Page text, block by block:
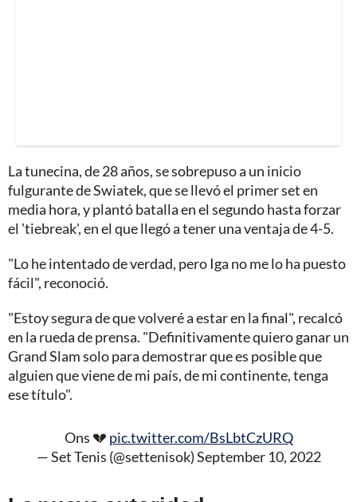
La tunecina, de 28 años, se sobrepuso a un inicio
fulgurante de Swiatek, que se llevó el primer set en
media hora, y plantó batalla en el segundo hasta forzar
el 'tiebreak', en el que llegó a tener una ventaja de 4-5.
"Lo he intentado de verdad, pero Iga no me lo ha puesto
fácil", reconoció.
"Estoy segura de que volveré a estar en la final", recalcó
en la rueda de prensa. "Definitivamente quiero ganar un
Grand Slam solo para demostrar que es posible que
alguien que viene de mi país, de mi continente, tenga
ese título".
Ons 💔 pic.twitter.com/BsLbtCzURQ
— Set Tenis (@settenisok)September 10, 2022